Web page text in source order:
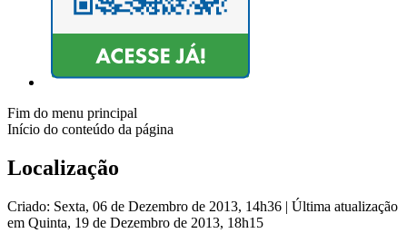
Fim do menu principal
Início do conteúdo da página
Localização
Criado: Sexta, 06 de Dezembro de 2013, 14h36 | Última atualização
em Quinta, 19 de Dezembro de 2013, 18h15